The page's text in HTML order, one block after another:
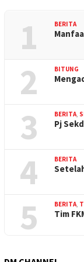
1 BERITA
2 BITUNG
3 BERITA,
Pj
4 BERITA
5 BERITA,
Tim